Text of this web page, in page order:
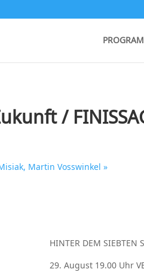
/
Martin Vosswinkel »
HINTER DEM SIEBTEN
29. August 19.00 Uhr